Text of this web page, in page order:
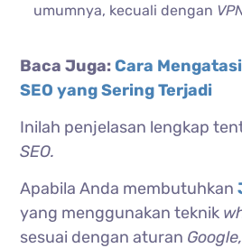
umumnya, kecuali dengan
Baca Juga:Cara
SEO yang Sering Terjadi
Inilah penjelasan lengkap
SEO.
Apabila Anda membutuhkan
yang menggunakan teknik
sesuai dengan aturan Google,